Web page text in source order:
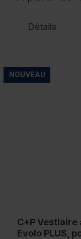
Détails
NOUVEAU
C+P
Evolo PLUS,